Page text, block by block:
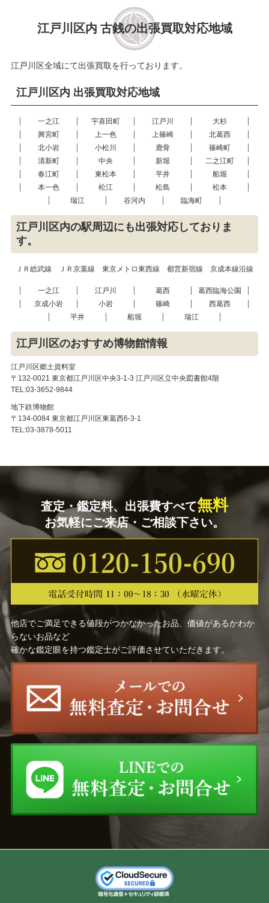
江戸川区内 古銭の出張買取対応地域
江戸川区全域にて出張買取を行っております。
江戸川区内 出張買取対応地域
一之江 宇喜田町 江戸川
大杉
興宮町
上一色 上篠崎
北葛西
北小岩
小松川 鹿骨
篠崎町
清新町
中央 新堀
二之江町
春江町
東松本 平井
船堀
本一色
松江 松島
松本
瑞江
谷河内 臨海町
江戸川区内の駅周辺にも出張対応しておりま
す。
ＪＲ総武線 ＪＲ京葉線 東京メトロ東西線 都営新宿線 京成本線沿線
一之江 江戸川 葛西
葛西臨海公園
京成小岩
小岩 篠崎
西葛西
平井
船堀 瑞江
江戸川区のおすすめ博物館情報
江戸川区郷土資料室
〒132-0021 東京都江戸川区中央3-1-3 江戸川区立中央図書館4階
TEL:03-3652-9844
地下鉄博物館
〒134-0084 東京都江戸川区東葛西6-3-1
TEL:03-3878-5011
査定・鑑定料、出張費すべて無料
お気軽にご来店・ご相談下さい。
他店でご満足できる値段がつかなかったお品、価値があるかわか
らないお品など
確かな鑑定眼を持つ鑑定士がご評価させていただきます。